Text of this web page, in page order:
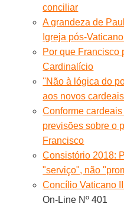
conciliar
A grandeza de
Igreja pós-Vaticano
Por que Francisco
Cardinalício
''Não à lógica do
aos novos cardeais
Conforme
previsões sobre o
Francisco
Consistório 2018:
"serviço", não
Concílio Vaticano
On-Line Nº 401